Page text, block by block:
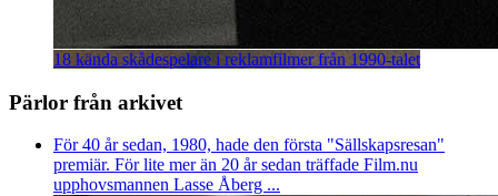
18 kända skådespelare i reklamfilmer från 1990-talet
Pärlor från arkivet
För 40 år sedan, 1980, hade den första "Sällskapsresan"
premiär. För lite mer än 20 år sedan träffade Film.nu
upphovsmannen Lasse Åberg ...